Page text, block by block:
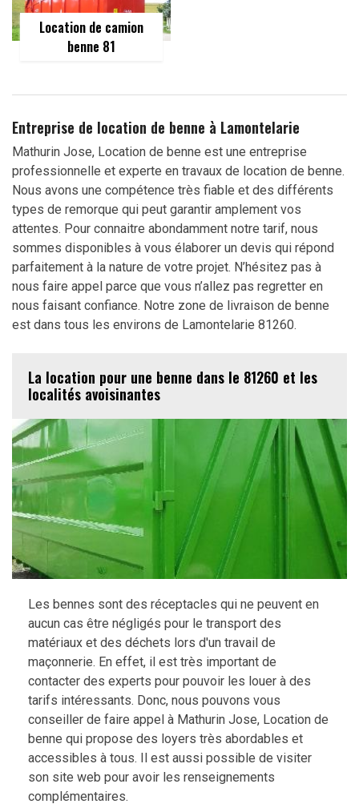
Location de camion
benne 81
Entreprise de location de benne à Lamontelarie
Mathurin Jose, Location de benne est une entreprise
professionnelle et experte en travaux de location de benne.
Nous avons une compétence très fiable et des différents
types de remorque qui peut garantir amplement vos
attentes. Pour connaitre abondamment notre tarif, nous
sommes disponibles à vous élaborer un devis qui répond
parfaitement à la nature de votre projet. N’hésitez pas à
nous faire appel parce que vous n’allez pas regretter en
nous faisant confiance. Notre zone de livraison de benne
est dans tous les environs de Lamontelarie 81260.
La location pour une benne dans le 81260 et les
localités avoisinantes
Les bennes sont des réceptacles qui ne peuvent en
aucun cas être négligés pour le transport des
matériaux et des déchets lors d'un travail de
maçonnerie. En effet, il est très important de
contacter des experts pour pouvoir les louer à des
tarifs intéressants. Donc, nous pouvons vous
conseiller de faire appel à Mathurin Jose, Location de
benne qui propose des loyers très abordables et
accessibles à tous. Il est aussi possible de visiter
son site web pour avoir les renseignements
complémentaires.